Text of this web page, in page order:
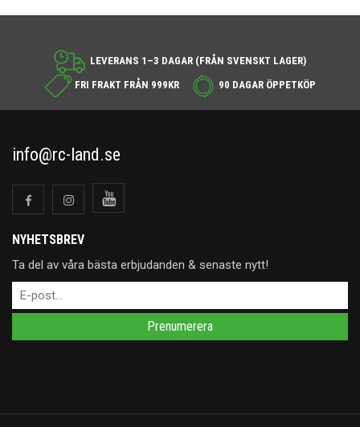
LEVERANS 1–3 DAGAR (FRÅN SVENSKT LAGER)
FRI FRAKT FRÅN 999KR
90 DAGAR ÖPPETKÖP
info@rc-land.se
NYHETSBREV
Ta del av våra bästa erbjudanden & senaste nytt!
Prenumerera